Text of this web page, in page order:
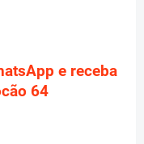
e receba
64